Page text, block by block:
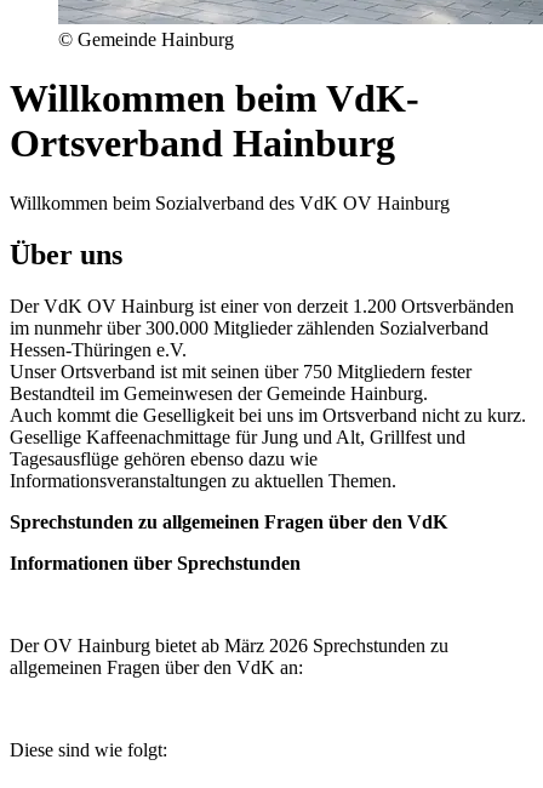
© Gemeinde Hainburg
Willkommen beim VdK-
Ortsverband Hainburg
Willkommen beim Sozialverband des VdK OV Hainburg
Über uns
Der VdK OV Hainburg ist einer von derzeit 1.200 Ortsverbänden
im nunmehr über 300.000 Mitglieder zählenden Sozialverband
Hessen-Thüringen e.V.
Unser Ortsverband ist mit seinen über 750 Mitgliedern fester
Bestandteil im Gemeinwesen der Gemeinde Hainburg.
Auch kommt die Geselligkeit bei uns im Ortsverband nicht zu kurz.
Gesellige Kaffeenachmittage für Jung und Alt, Grillfest und
Tagesausflüge gehören ebenso dazu wie
Informationsveranstaltungen zu aktuellen Themen.
Sprechstunden zu allgemeinen Fragen über den VdK
Informationen über Sprechstunden
Der OV Hainburg bietet ab März 2026 Sprechstunden zu
allgemeinen Fragen über den VdK an:
Diese sind wie folgt: